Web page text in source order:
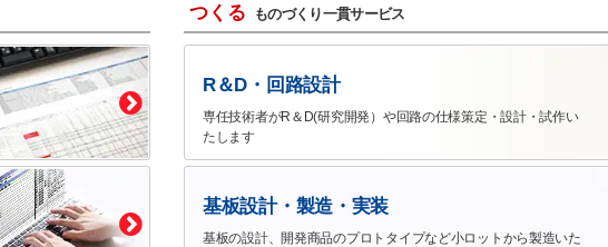
つくる ものづくり一貫サービス
R＆D・回路設計
専任技術者がR＆D(研究開発）や回路の仕様策定・設計・試作い
たします
基板設計・製造・実装
基板の設計、開発商品のプロトタイプなど小ロットから製造いた